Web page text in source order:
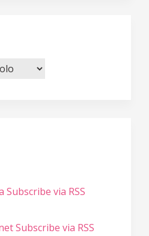
Subscribe via RSS
Subscribe via RSS